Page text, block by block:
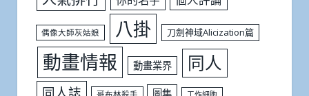
偶像大師灰姑娘 八掛 刀劍神域Alicization篇
動畫情報 動畫業界 同人
同人誌